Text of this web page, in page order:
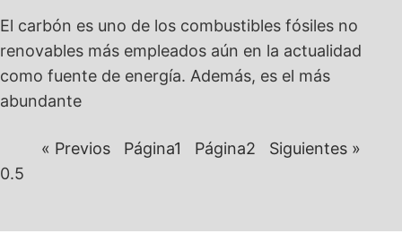
El carbón es uno de los combustibles fósiles no
renovables más empleados aún en la actualidad
como fuente de energía. Además, es el más
abundante
« Previos Página1 Página2 Siguientes »